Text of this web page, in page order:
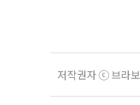
저작권자 ⓒ 브라